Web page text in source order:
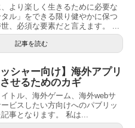
より楽しく生きるために必要な
ル」をできる限り健やかに保つ
、必須な要素だと言えます。 ...
記事を読む
ッシャー向け】海外アプリ
せるためのカギ
トル、海外ゲーム、海外webサ
ビスしたい方向けへのパブリッ
事となります。 私は...